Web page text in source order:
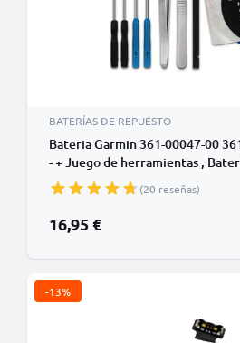
BATERÍAS DE REPUESTO
Bateria Garmin 361-00047-00
- + Juego de herramientas ,
para smartwatch Garmin
Approach S4, S3, S2, S1
(20 reseñas)
16,95 €
-13%